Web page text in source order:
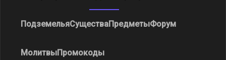
ПодземельяСуществаПредметыФорум
МолитвыПромокоды